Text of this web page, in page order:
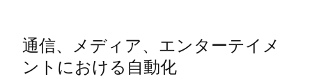
通信、メディア、エンターテイメ
ントにおける自動化